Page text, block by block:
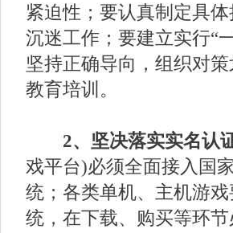
紧迫性；要认真制定具
沉迷工作；要建立实行“
坚持正确导向，组织对
教育培训。
2、坚决落实实名认
戏平台)必须全面接入国
统；各类单机、主机游
统，在下载、购买等环